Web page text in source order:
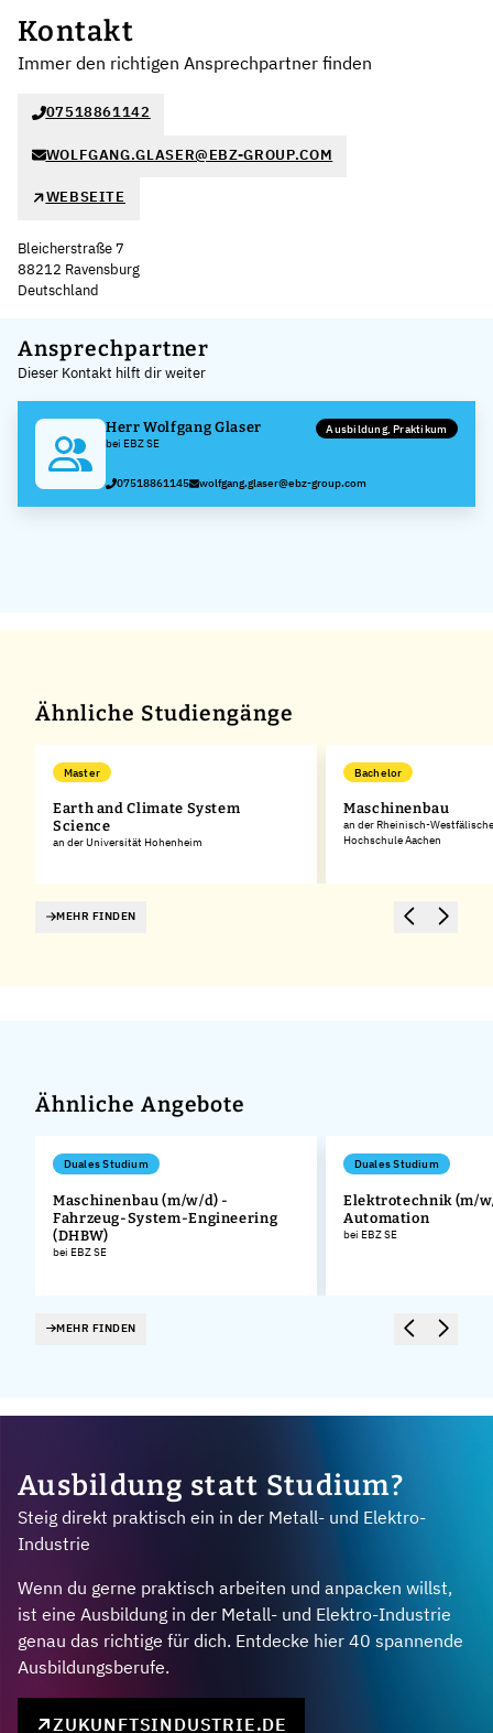
Kontakt
Immer den richtigen Ansprechpartner finden
07518861142
WOLFGANG.GLASER@EBZ-GROUP.COM
WEBSEITE
Bleicherstraße 7
88212 Ravensburg
Deutschland
+
−
Ansprechpartner
Dieser Kontakt hilft dir weiter
Herr Wolfgang Glaser
bei EBZ SE
Ausbildung, Praktikum
07518861145 wolfgang.glaser@ebz-group.com
Ähnliche Studiengänge
Master
Earth and Climate System
Science
an der Universität Hohenheim
Bachelor
Maschinenbau
an der Rheinisch-
Hochschule Aachen
MEHR FINDEN
Ähnliche Angebote
Duales Studium
Maschinenbau (m/w/d) -
Fahrzeug-System-Engineering
(DHBW)
bei EBZ SE
Duales Studium
Elektrotechnik (m/
Automation
bei EBZ SE
MEHR FINDEN
Ausbildung statt Studium?
Steig direkt praktisch ein in der Metall- und Elektro-
Industrie
Wenn du gerne praktisch arbeiten und anpacken willst,
ist eine Ausbildung in der Metall- und Elektro-Industrie
genau das richtige für dich. Entdecke hier 40 spannende
Ausbildungsberufe.
ZUKUNFTSINDUSTRIE.DE